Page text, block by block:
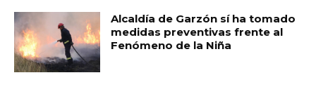
Alcaldía de Garzón sí ha tomado
medidas preventivas frente al
Fenómeno de la Niña